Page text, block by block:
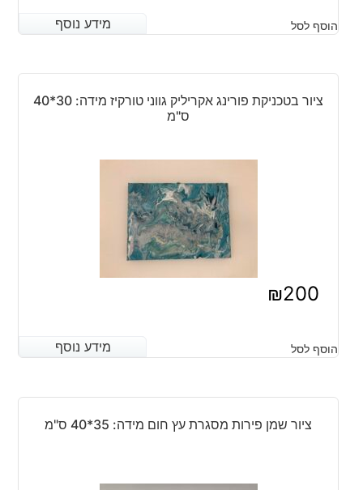
מידע נוסף הוסף לסל מידע נוסף
ציור בטכניקת פורינג אקריליק גווני טורקיז מידה: 30*40
ס"מ
₪200
מידע נוסף הוסף לסל מידע נוסף
ציור שמן פירות מסגרת עץ חום מידה: 35*40 ס"מ